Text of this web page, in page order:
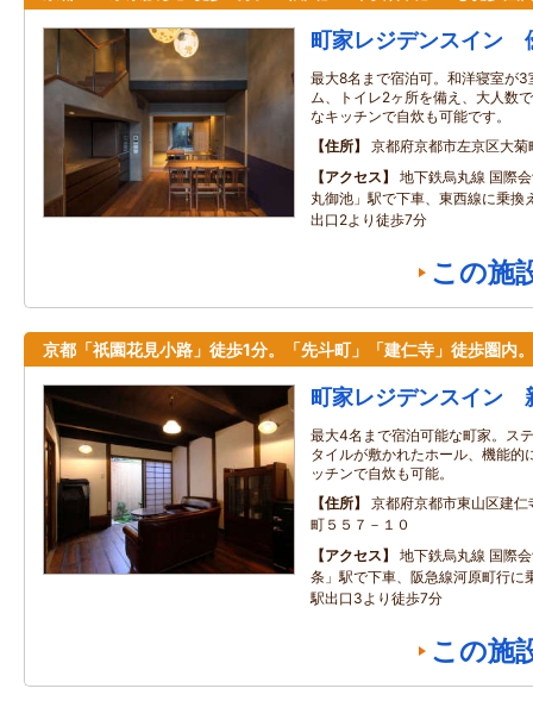
町家レジデンスイン
最大8名まで宿泊可。和洋寝室が
ム、トイレ2ヶ所を備え、大人数
なキッチンで自炊も可能です。
住所
京都府京都市左京区大菊
アクセス
地下鉄烏丸線 国際
丸御池」駅で下車、東西線に乗換
出口2より徒歩7分
この施
京都「祇園花見小路」徒歩1分。「先斗町」「建仁寺」徒歩圏内。
町家レジデンスイン
最大4名まで宿泊可能な町家。ス
タイルが敷かれたホール、機能的
ッチンで自炊も可能。
住所
京都府京都市東山区建
町５５７－１０
アクセス
地下鉄烏丸線 国際
条」駅で下車、阪急線河原町行に
駅出口3より徒歩7分
この施